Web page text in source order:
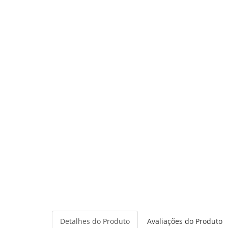
Detalhes do Produto Avaliações do Produto